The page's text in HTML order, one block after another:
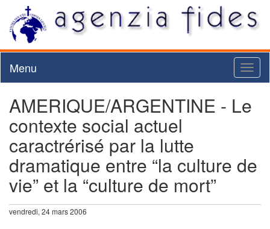
Menu
AMERIQUE/ARGENTINE - Le
contexte social actuel
caractrérisé par la lutte
dramatique entre “la culture de
vie” et la “culture de mort”
vendredi, 24 mars 2006